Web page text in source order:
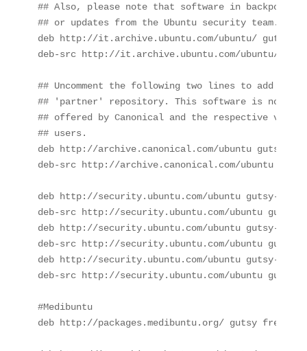
## Also, please note that software in backports
## or updates from the Ubuntu security team.
deb http://it.archive.ubuntu.com/ubuntu/ gutsy-
deb-src http://it.archive.ubuntu.com/ubuntu/
## Uncomment the following two lines to add
## 'partner' repository. This software is not
## offered by Canonical and the respective
## users.
deb http://archive.canonical.com/ubuntu gutsy
deb-src http://archive.canonical.com/ubuntu
deb http://security.ubuntu.com/ubuntu gutsy-
deb-src http://security.ubuntu.com/ubuntu
deb http://security.ubuntu.com/ubuntu gutsy-
deb-src http://security.ubuntu.com/ubuntu gutsy-
deb http://security.ubuntu.com/ubuntu gutsy-
deb-src http://security.ubuntu.com/ubuntu gutsy-
#Medibuntu
deb http://packages.medibuntu.org/ gutsy free